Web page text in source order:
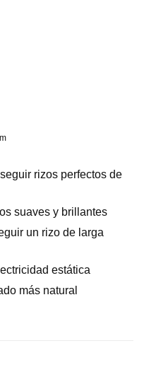
rizos perfectos de
suaves y brillantes
un rizo de larga
estática
más natural